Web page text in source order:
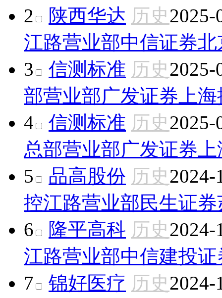
2
陕西华达 历史2025-
江路营业部中信证券
3
信测标准 历史2025-
部营业部广发证券上
4
信测标准 历史2025-
总部营业部广发证券
5
品高股份 历史2024-
控江路营业部民生证
6
隆平高科 历史2024-
江路营业部中信建投
7
锦好医疗 历史2024-